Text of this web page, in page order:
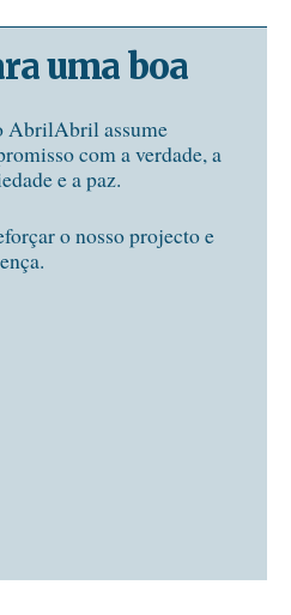
uma boa
AbrilAbril assume
com a verdade, a
e a paz.
o nosso projecto e